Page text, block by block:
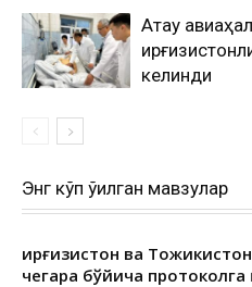
Ақтау
келинди
Энг кўп ўқилган мавзулар
Қирғизистон ва
чегара бўйича